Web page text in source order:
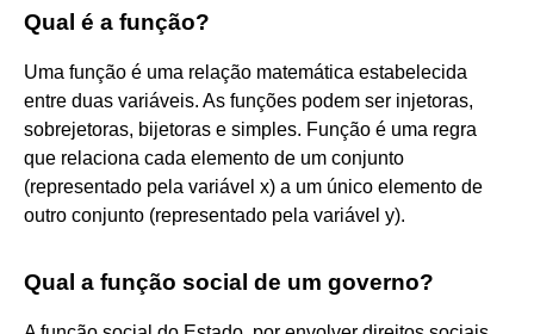
Qual é a função?
Uma função é uma relação matemática estabelecida
entre duas variáveis. As funções podem ser injetoras,
sobrejetoras, bijetoras e simples. Função é uma regra
que relaciona cada elemento de um conjunto
(representado pela variável x) a um único elemento de
outro conjunto (representado pela variável y).
Qual a função social de um governo?